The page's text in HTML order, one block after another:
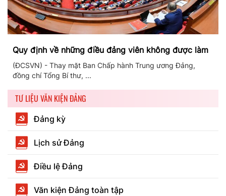
Quy định về những điều đảng viên không được làm
(ĐCSVN) - Thay mặt Ban Chấp hành Trung ương Đảng,
đồng chí Tổng Bí thư, ...
TƯ LIỆU VĂN KIỆN ĐẢNG
Đảng kỳ
Lịch sử Đảng
Điều lệ Đảng
Văn kiện Đảng toàn tập